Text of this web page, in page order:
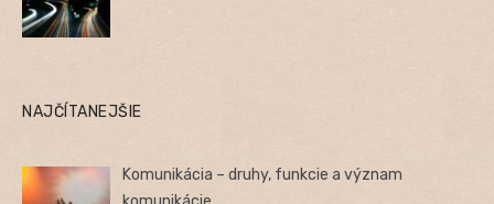
NAJČÍTANEJŠIE
Komunikácia – druhy, funkcie a význam